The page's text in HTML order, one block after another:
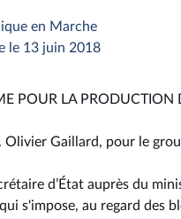
en Marche
le 13 juin 2018
POUR LA PRODUCTION
Olivier Gaillard, pour le
d’État auprès du
s'impose, au regard des